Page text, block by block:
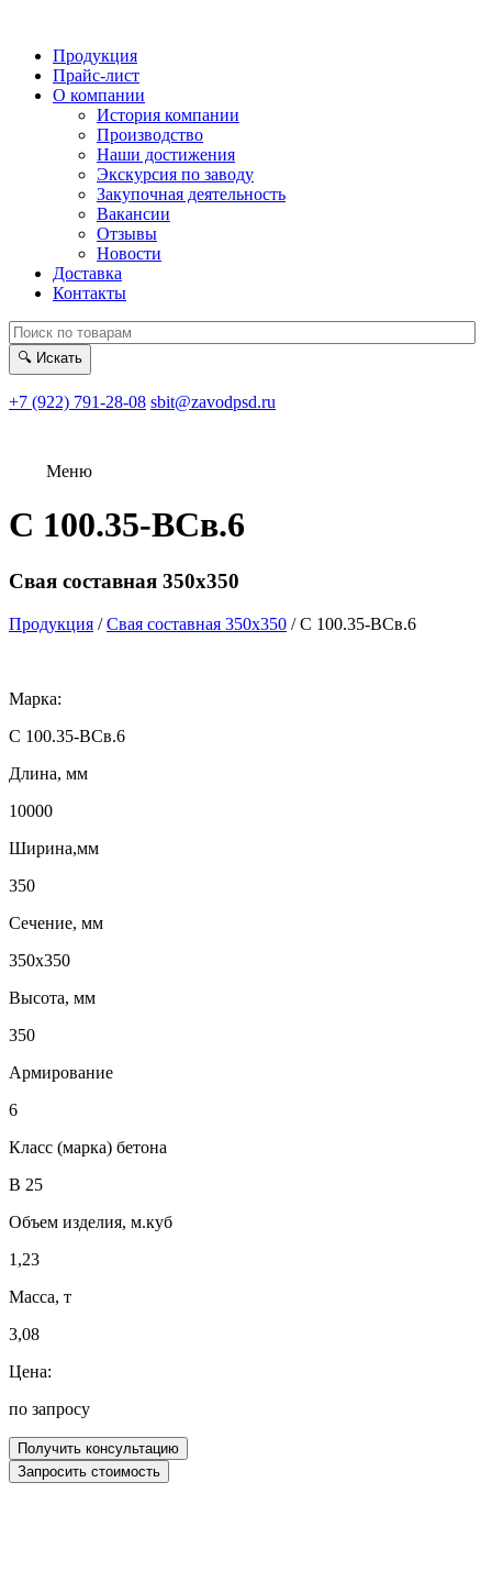
Продукция
Прайс-лист
О компании
История компании
Производство
Наши достижения
Экскурсия по заводу
Закупочная деятельность
Вакансии
Отзывы
Новости
Доставка
Контакты
🔍 Искать
+7 (922) 791-28-08 sbit@zavodpsd.ru
Меню
С 100.35-ВСв.6
Свая составная 350х350
Продукция /Свая составная 350х350 / С 100.35-ВСв.6
Марка:
С 100.35-ВСв.6
Длина, мм
10000
Ширина,мм
350
Сечение, мм
350х350
Высота, мм
350
Армирование
6
Класс (марка) бетона
В 25
Объем изделия, м.куб
1,23
Масса, т
3,08
Цена:
по запросу